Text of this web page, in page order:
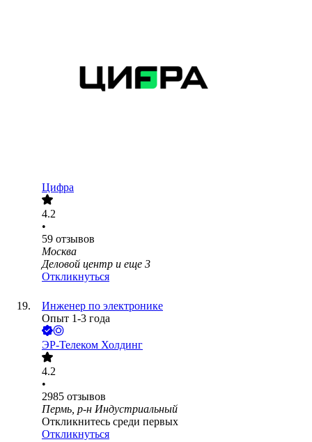
Цифра
4.2
•
59 отзывов
Москва
Деловой центр и еще 3
Откликнуться
Инженер по электронике
Опыт 1-3 года
ЭР-Телеком Холдинг
4.2
•
2985 отзывов
Пермь, р-н Индустриальный
Откликнитесь среди первых
Откликнуться